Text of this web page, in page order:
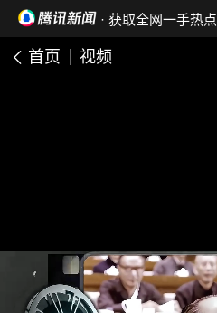
· 获取全网一手热点
首页 视频